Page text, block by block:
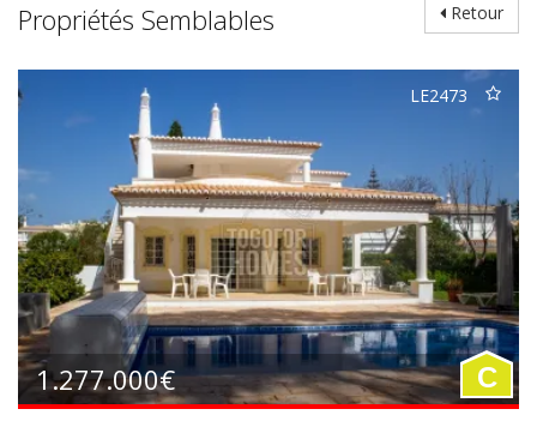
Retour
Propriétés Semblables
LE2473
1.277.000€ C